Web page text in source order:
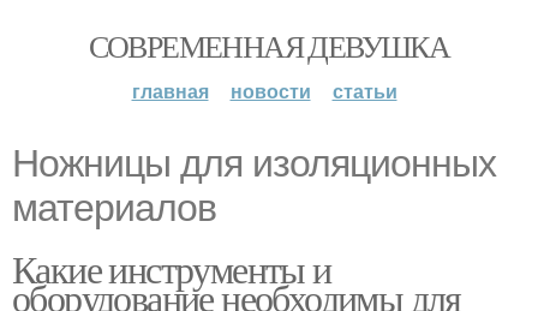
СОВРЕМЕННАЯ ДЕВУШКА
главная новости статьи
Ножницы для изоляционных
материалов
Какие инструменты и
оборудование необходимы для